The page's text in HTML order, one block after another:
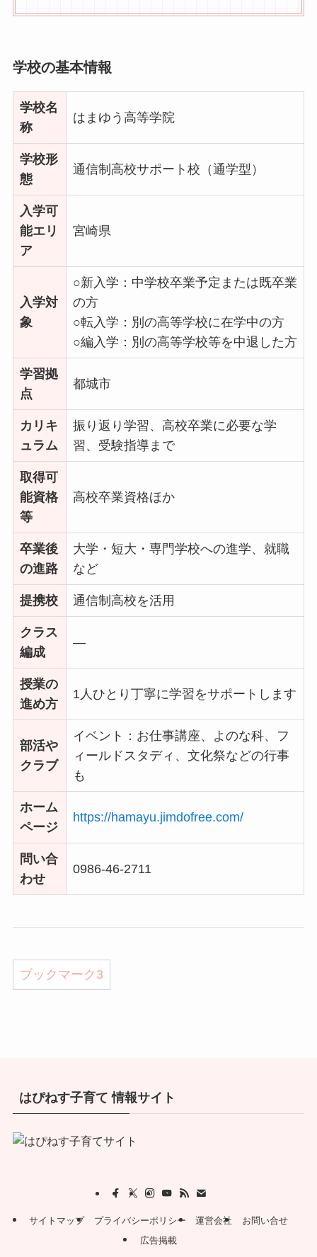
学校の基本情報
学校名
称
はまゆう高等学院
学校形
態
通信制高校サポート校（通学型）
入学可
能エリ
ア
宮崎県
入学対
象
○新入学：中学校卒業予定または既卒業
の方
○転入学：別の高等学校に在学中の方
○編入学：別の高等学校等を中退した方
学習拠
点
都城市
カリキ
ュラム
振り返り学習、高校卒業に必要な学
習、受験指導まで
取得可
能資格
等
高校卒業資格ほか
卒業後
の進路
大学・短大・専門学校への進学、就職
など
提携校 通信制高校を活用
クラス
編成
―
授業の
進め方
1人ひとり丁寧に学習をサポートします
部活や
クラブ
イベント：お仕事講座、よのな科、フ
ィールドスタディ、文化祭などの行事
も
ホーム
ページ
https://hamayu.jimdofree.com/
問い合
わせ
0986-46-2711
ブックマーク 3
はぴねす子育て 情報サイト
サイトマップ プライバシーポリシー 運営会社
お問い合せ
広告掲載